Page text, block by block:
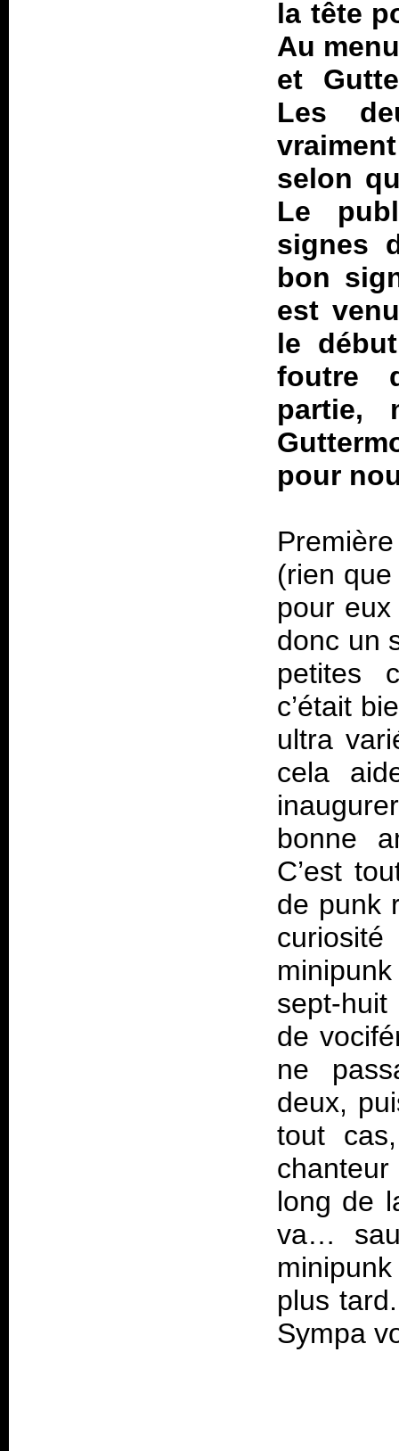
la tête
Au
et
Les
selon
Le
signes
bon
est
le
foutre
partie,
pour
(rien
pour
donc un
petites
c’était
ultra
cela
bonne
C’est
de punk
sept-
de
ne
deux,
tout
long de
va…
plus